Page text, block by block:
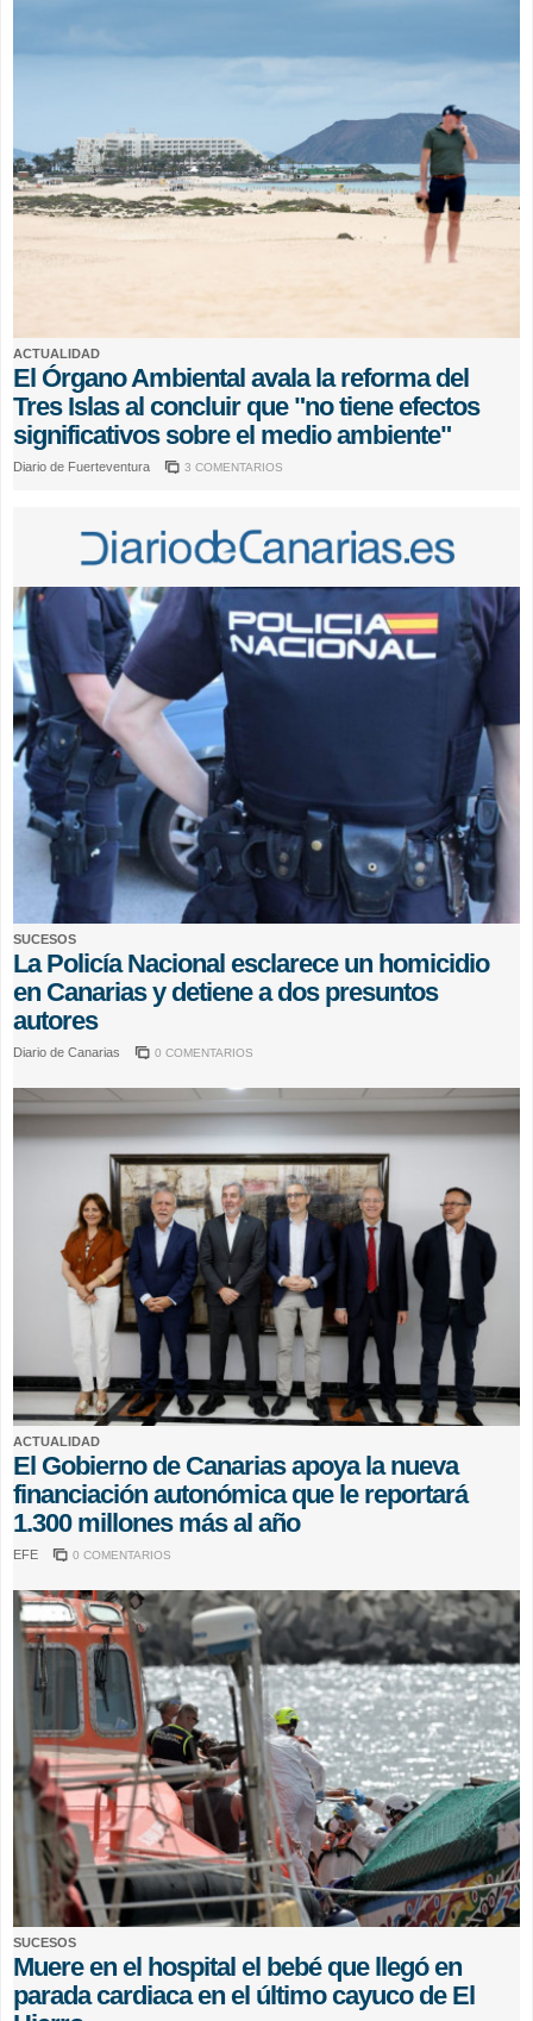
ACTUALIDAD
El Órgano Ambiental avala la reforma del
Tres Islas al concluir que "no tiene efectos
significativos sobre el medio ambiente"
Diario de Fuerteventura 3 COMENTARIOS
SUCESOS
La Policía Nacional esclarece un homicidio
en Canarias y detiene a dos presuntos
autores
Diario de Canarias 0 COMENTARIOS
ACTUALIDAD
El Gobierno de Canarias apoya la nueva
financiación autonómica que le reportará
1.300 millones más al año
EFE 0 COMENTARIOS
SUCESOS
Muere en el hospital el bebé que llegó en
parada cardiaca en el último cayuco de El